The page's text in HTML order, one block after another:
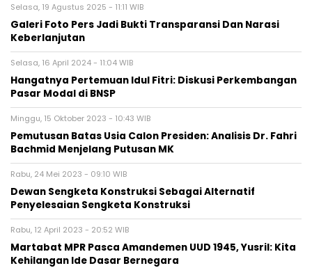
Selasa, 19 Agustus 2025 - 11:11 WIB
Galeri Foto Pers Jadi Bukti Transparansi Dan Narasi
Keberlanjutan
Selasa, 16 April 2024 - 11:04 WIB
Hangatnya Pertemuan Idul Fitri: Diskusi Perkembangan
Pasar Modal di BNSP
Minggu, 15 Oktober 2023 - 10:43 WIB
Pemutusan Batas Usia Calon Presiden: Analisis Dr. Fahri
Bachmid Menjelang Putusan MK
Rabu, 24 Mei 2023 - 09:10 WIB
Dewan Sengketa Konstruksi Sebagai Alternatif
Penyelesaian Sengketa Konstruksi
Rabu, 12 April 2023 - 20:52 WIB
Martabat MPR Pasca Amandemen UUD 1945, Yusril: Kita
Kehilangan Ide Dasar Bernegara